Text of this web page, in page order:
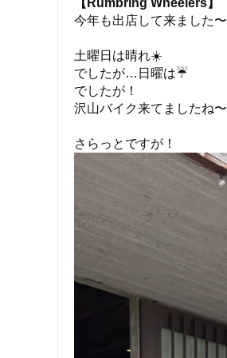
【Rumbring Wheelers】
今年も出店して来ました〜
土曜日は晴れ☀️
でしたが…日曜は☔️
でしたが！
沢山バイク来てましたね〜
さらっとですが！